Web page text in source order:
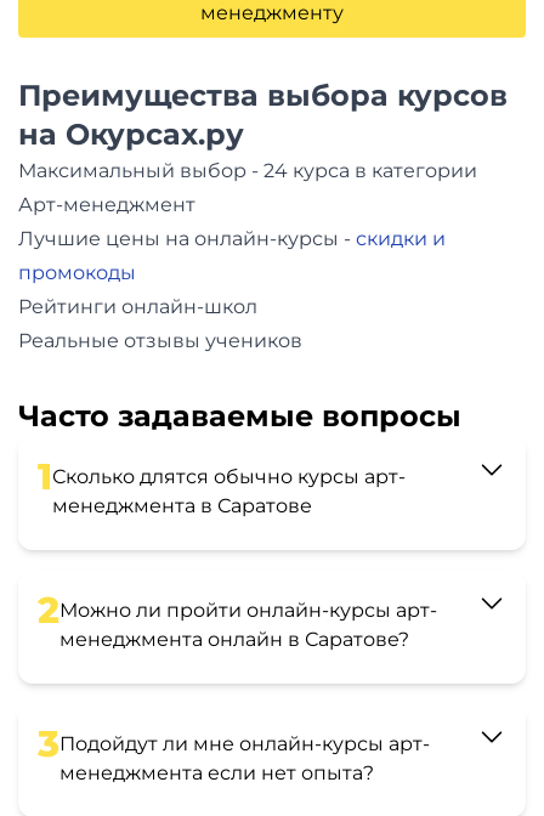
менеджменту
Преимущества выбора курсов
на Окурсах.ру
Максимальный выбор - 24 курса в категории
Арт-менеджмент
Лучшие цены на онлайн-курсы - скидки и
промокоды
Рейтинги онлайн-школ
Реальные отзывы учеников
Часто задаваемые вопросы
1Сколько длятся обычно курсы арт-
менеджмента в Саратове
2Можно ли пройти онлайн-курсы арт-
менеджмента онлайн в Саратове?
3Подойдут ли мне онлайн-курсы арт-
менеджмента если нет опыта?